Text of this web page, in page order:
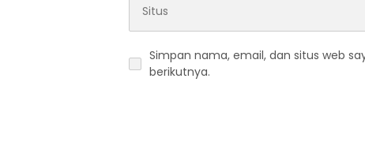
Simpan nama, email, dan situs web
berikutnya.